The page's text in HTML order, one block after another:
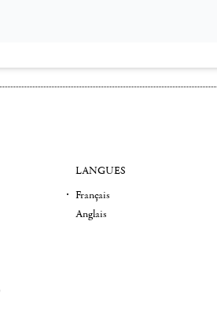
LANGUES
Français
Anglais